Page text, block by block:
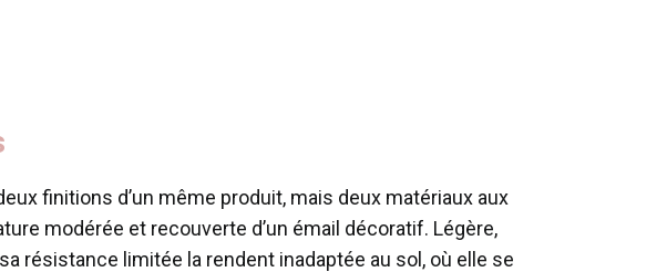
finitions d’un même produit, mais deux matériaux aux
modérée et recouverte d’un émail décoratif. Légère,
résistance limitée la rendent inadaptée au sol, où elle se